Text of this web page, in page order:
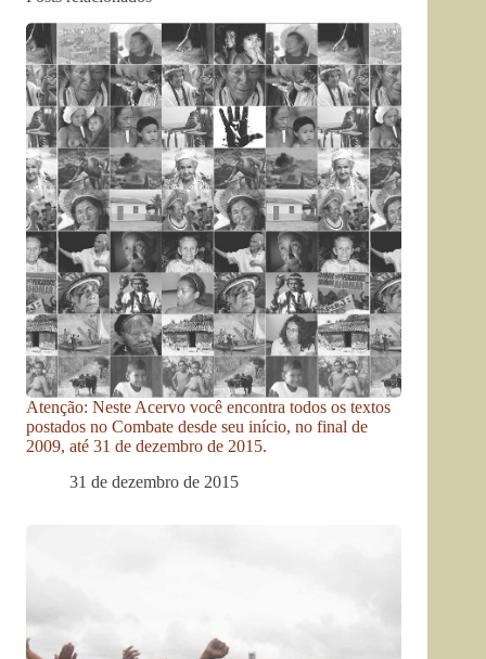
Atenção: Neste Acervo você encontra todos os textos
postados no Combate desde seu início, no final de
2009, até 31 de dezembro de 2015.
31 de dezembro de 2015